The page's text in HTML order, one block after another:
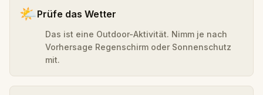
🌤️Prüfe das Wetter
Das ist eine Outdoor-Aktivität. Nimm je nach
Vorhersage Regenschirm oder Sonnenschutz
mit.